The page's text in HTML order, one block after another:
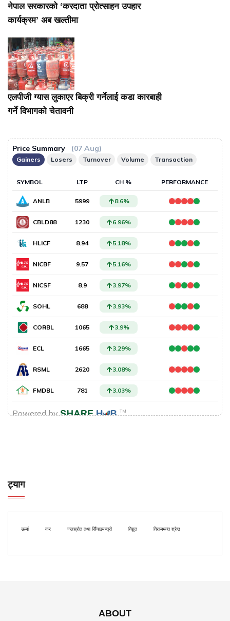
नेपाल सरकारको ‘करदाता प्रोत्साहन उपहार
कार्यक्रम’ अब खल्तीमा
एलपीजी ग्यास लुकाएर बिक्री गर्नेलाई कडा कारबाही
गर्ने विभागको चेतावनी
ट्याग
ऊर्जा कर जलस्रोत तथा सिँचाइमन्त्री विद्युत विराजभक्त श्रेष्ठ
ABOUT